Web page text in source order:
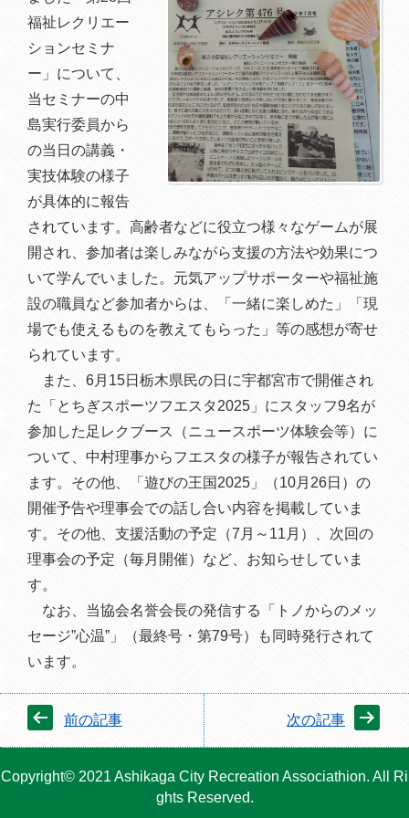
福祉レクリエー
ションセミナ
ー」について、
当セミナーの中
島実行委員から
の当日の講義・
実技体験の様子
が具体的に報告
されています。高齢者などに役立つ様々なゲームが展
開され、参加者は楽しみながら支援の方法や効果につ
いて学んでいました。元気アップサポーターや福祉施
設の職員など参加者からは、「一緒に楽しめた」「現
場でも使えるものを教えてもらった」等の感想が寄せ
られています。
また、6月15日栃木県民の日に宇都宮市で開催され
た「とちぎスポーツフエスタ2025」にスタッフ9名が
参加した足レクブース（ニュースポーツ体験会等）に
ついて、中村理事からフエスタの様子が報告されてい
ます。その他、「遊びの王国2025」（10月26日）の
開催予告や理事会での話し合い内容を掲載していま
す。 その他、支援活動の予定（7月～11月）、次回の
理事会の予定（毎月開催）など、お知らせしていま
す。
なお、当協会名誉会長の発信する「トノからのメッ
セージ”心温”」（最終号・第79号）も同時発行されて
います。
前の記事 次の記事
Copyright© 2021 Ashikaga City Recreation Associathion. All Ri
ghts Reserved.